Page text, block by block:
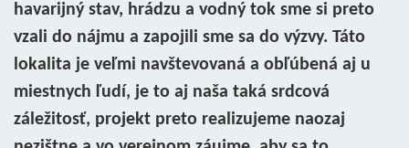
havarijný stav, hrádzu a vodný tok sme si preto
vzali do nájmu a zapojili sme sa do výzvy. Táto
lokalita je veľmi navštevovaná a obľúbená aj u
miestnych ľudí, je to aj naša taká srdcová
záležitosť, projekt preto realizujeme naozaj